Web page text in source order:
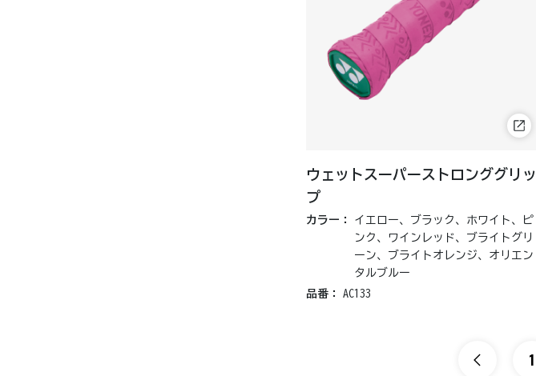
ウェットスーパーストロンググリッ
プ
カラー：
イエロー、ブラック、ホワイト、ピ
ンク、ワインレッド、ブライトグリ
ーン、ブライトオレンジ、オリエン
タルブルー
品番：
AC133
1